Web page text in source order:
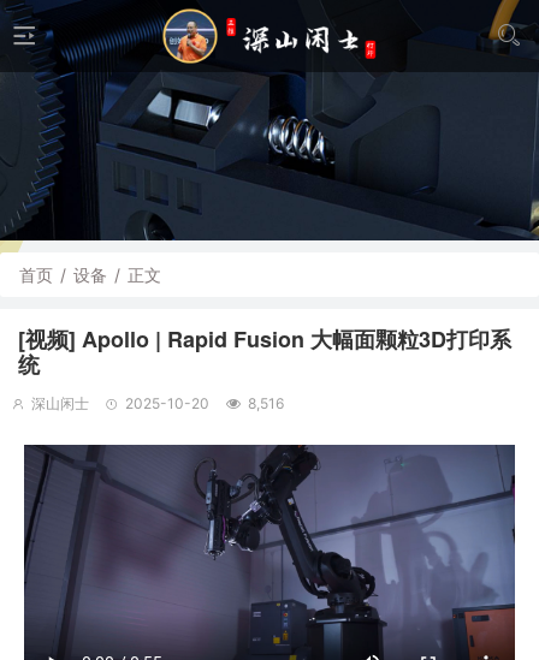
首页 / 设备 / 正文
[视频] Apollo | Rapid Fusion 大幅面颗粒3D打印系
统
深山闲士 2025-10-20 8,516